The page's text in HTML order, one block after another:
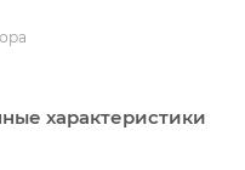
характеристики